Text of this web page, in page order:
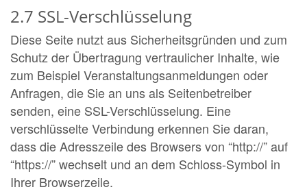
2.7 SSL-Verschlüsselung
Diese Seite nutzt aus Sicherheitsgründen und zum
Schutz der Übertragung vertraulicher Inhalte, wie
zum Beispiel Veranstaltungsanmeldungen oder
Anfragen, die Sie an uns als Seitenbetreiber
senden, eine SSL-Verschlüsselung. Eine
verschlüsselte Verbindung erkennen Sie daran,
dass die Adresszeile des Browsers von “http://” auf
“https://” wechselt und an dem Schloss-Symbol in
Ihrer Browserzeile.